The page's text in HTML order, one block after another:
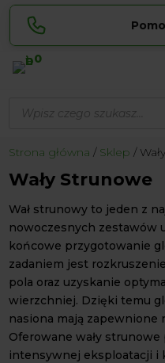
Sylwia
729 856 ...
zamowienia@ ...
biuro@ ...
Biuro obsługi klienta
0
produktów
Strona główna Sklep
Wały Strunowe
Wał strunowy to jeden z
nowoczesnych zestawów
końcowe przygotowanie
zadaniem jest
pola oraz uzyskanie
wierzchniej. Dzięki temu
nasiona mają zapewnione
Oferowane wały
intensywnej eksploatacji i